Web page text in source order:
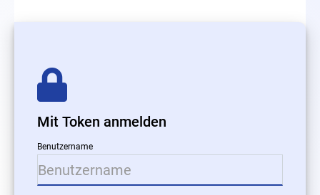
Mit Token anmelden
Benutzername